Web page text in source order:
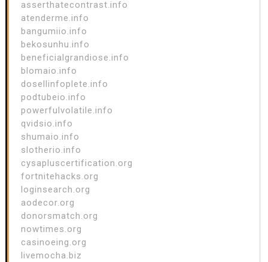
asserthatecontrast.info
atenderme.info
bangumiio.info
bekosunhu.info
beneficialgrandiose.info
blomaio.info
dosellinfoplete.info
podtubeio.info
powerfulvolatile.info
qvidsio.info
shumaio.info
slotherio.info
cysapluscertification.org
fortnitehacks.org
loginsearch.org
aodecor.org
donorsmatch.org
nowtimes.org
casinoeing.org
livemocha.biz